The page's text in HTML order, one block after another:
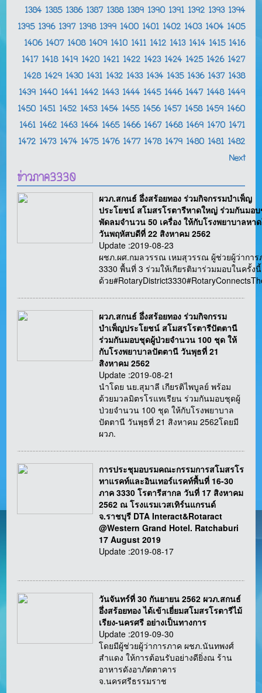
1384 1385 1386 1387 1388 1389 1390 1391 1392 1393 1394
1395 1396 1397 1398 1399 1400 1401 1402 1403 1404 1405
1406 1407 1408 1409 1410 1411 1412 1413 1414 1415 1416
1417 1418 1419 1420 1421 1422 1423 1424 1425 1426 1427
1428 1429 1430 1431 1432 1433 1434 1435 1436 1437 1438
1439 1440 1441 1442 1443 1444 1445 1446 1447 1448 1449
1450 1451 1452 1453 1454 1455 1456 1457 1458 1459 1460
1461 1462 1463 1464 1465 1466 1467 1468 1469 1470 1471
1472 1473 1474 1475 1476 1477 1478 1479 1480 1481 1482
Next
ข่าวภาค3330
ผวภ.สกนธ์ อึ่งสร้อยทอง ร่วมกิจกรรมบำเพ็ญ
ประโยชน์ สโมสรโรตารีหาดใหญ่ ร่วมกันมอ
พัดลมจำนวน 50 เครื่อง ให้กับโรงพยาบาลหา
วันพฤหัสบดีที่ 22 สิงหาคม 2562
Update :2019-08-23
ผชภ.ผศ.กมลวรรณ เหมสุวรรณ ผู้ช่วยผู้ว่าการ
3330 พื้นที่ 3 ร่วมให้เกียรติมาร่วมมอบในครั้งนี้
ด้วย
ผวภ.สกนธ์ อึ่งสร้อยทอง ร่วมกิจกรรม
บำเพ็ญประโยชน์ สโมสรโรตารีปัตตานี
ร่วมกันมอบชุดผู้ป่วยจำนวน 100 ชุด ให้
กับโรงพยาบาลปัตตานี วันพุธที่ 21
สิงหาคม 2562
Update :2019-08-21
นำโดย นย.สุมาลี เกียรติไพบูลย์ พร้อม
ด้วยมวลมิตรโรแทเรียน ร่วมกันมอบชุดผู้
ป่วยจำนวน 100 ชุด ให้กับโรงพยาบาล
ปัตตานี วันพุธที่ 21 สิงหาคม 2562โดยมี
ผวภ.
การประชุมอบรมคณะกรรมการสโมสรโร
ทาแรคท์และอินเทอร์แรคท์พื้นที่ 16-30
ภาค 3330 โรตารีสากล วันที่ 17 สิงหาคม
2562 ณ โรงแรมเวสเทิร์นแกรนด์
จ.ราชบุรี DTA Interact&Rotaract
@Western Grand Hotel. Ratchaburi
17 August 2019
Update :2019-08-17
วันจันทร์ที่ 30 กันยายน 2562 ผวภ.สกนธ์
อึ่งสร้อยทอง ได้เข้าเยี่ยมสโมสรโรตารีไม้
เรียง-นครศรี อย่างเป็นทางการ
Update :2019-09-30
โดยมีผู้ช่วยผู้ว่าการภาค ผชภ.นันทพงศ์
สำแดง ให้การต้อนรับอย่างดียิ่งณ ร้าน
อาหารดังอาภัตตาคาร
จ.นครศรีธรรมราช